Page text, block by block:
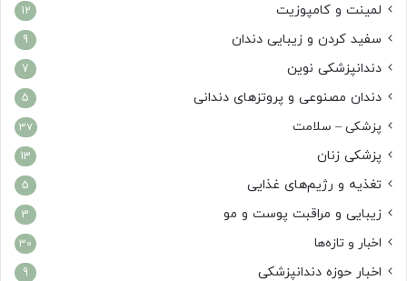
لمینت و کامپوزیت 12
سفید کردن و زیبایی دندان 9
دندانپزشکی نوین 7
دندان مصنوعی و پروتزهای دندانی 5
پزشکی – سلامت 37
پزشکی زنان 13
تغذیه و رژیم‌های غذایی 5
زیبایی و مراقبت پوست و مو 3
اخبار و تازه‌ها 30
اخبار حوزه دندانپزشکی 9